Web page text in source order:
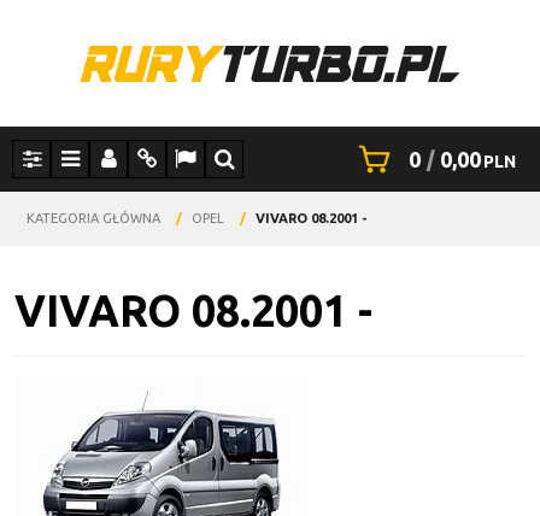
PanelMenuPanelInfoLangSzukaj
0 | 0,00PLN
KATEGORIA GŁÓWNA / OPEL / VIVARO 08.2001 -
VIVARO 08.2001 -